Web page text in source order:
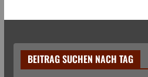
BEITRAG SUCHEN NACH TAG